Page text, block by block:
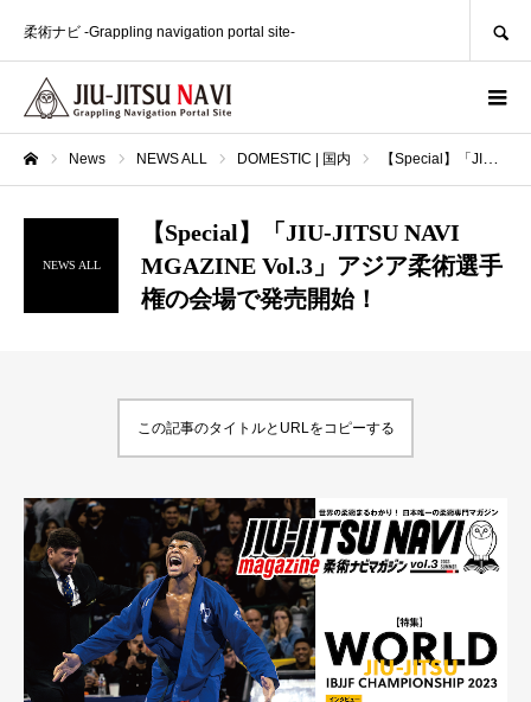
柔術ナビ -Grappling navigation portal site-
News NEWS ALL DOMESTIC | 国内 【Special】「JIU-JITSU NAVI MGAZINE Vol.3」アジア柔術選手権の会場で発売開始！
NEWS ALL
【Special】「JIU-JITSU NAVI
MGAZINE Vol.3」アジア柔術選手
権の会場で発売開始！
この記事のタイトルとURLをコピーする